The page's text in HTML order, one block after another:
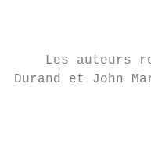
Les auteurs
Durand et John